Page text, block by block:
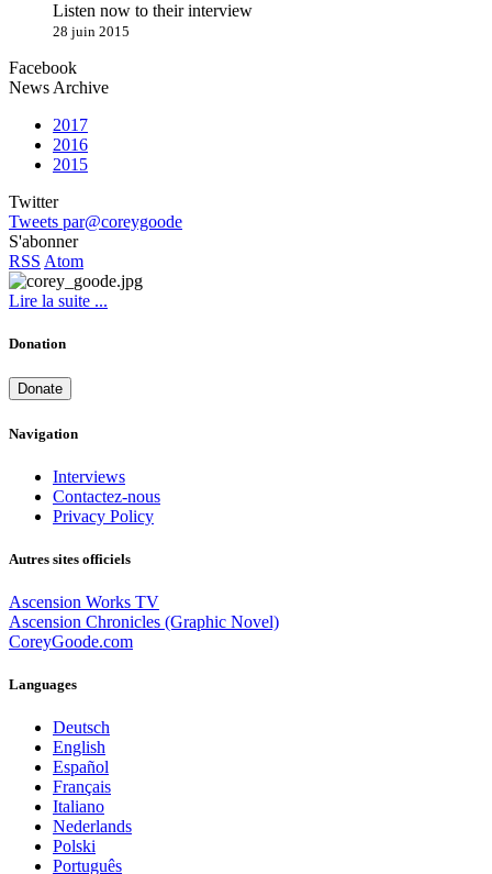
Listen now to their interview
28 juin 2015
Facebook
News Archive
2017
2016
2015
Twitter
Tweets par@coreygoode
S'abonner
RSS Atom
Lire la suite ...
Donation
Donate
Navigation
Interviews
Contactez-nous
Privacy Policy
Autres sites officiels
Ascension Works TV
Ascension Chronicles (Graphic Novel)
CoreyGoode.com
Languages
Deutsch
English
Español
Français
Italiano
Nederlands
Polski
Português